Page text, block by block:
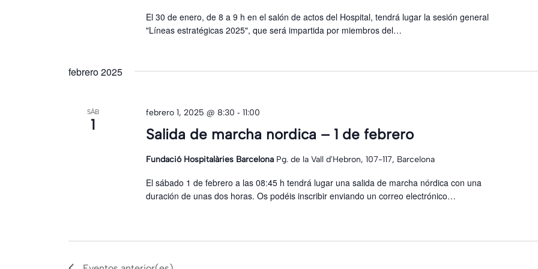
El 30 de enero, de 8 a 9 h en el salón de actos del Hospital, tendrá lugar la sesión general
"Líneas estratégicas 2025", que será impartida por miembros del…
febrero 2025
SÁB
1
Salida de marcha nordica – 1 de febrero
febrero 1, 2025 @ 8:30 -11:00
Fundació Hospitalàries Barcelona Pg. de la Vall d'Hebron, 107-117, Barcelona
El sábado 1 de febrero a las 08:45 h tendrá lugar una salida de marcha nórdica con una
duración de unas dos horas. Os podéis inscribir enviando un correo electrónico…